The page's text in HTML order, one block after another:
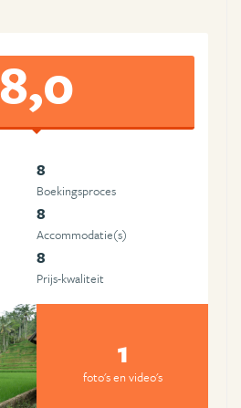
8,0
8
Boekingsproces
8
Accommodatie(s)
8
Prijs-kwaliteit
1
foto's en video's